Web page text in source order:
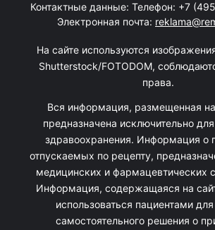
Контактные данные: Телефон: +7
Электронная почта:
На сайте используются
Shutterstock/FOTODOM,
права.
Вся информация, размещенная
предназначена исключительно
здравоохранения. Информация о
отпускаемых по рецепту,
медицинских и фармацевтических
Информация, содержащаяся на
использоваться пациентами
самостоятельного решения о